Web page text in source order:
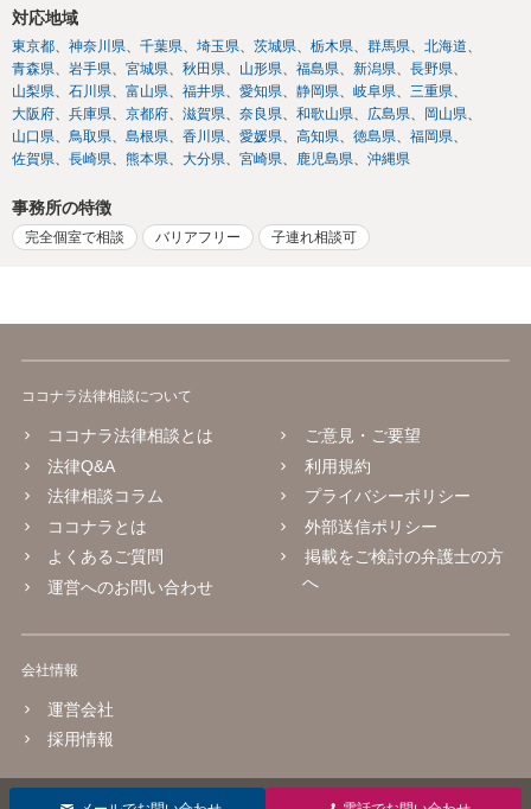
対応地域
東京都 神奈川県 千葉県 埼玉県 茨城県 栃木県 群馬県
北海道
青森県
岩手県 宮城県 秋田県 山形県 福島県 新潟県
長野県
山梨県
石川県 富山県 福井県 愛知県 静岡県 岐阜県
三重県
大阪府
兵庫県 京都府 滋賀県 奈良県 和歌山県 広島県
岡山県
山口県
鳥取県 島根県 香川県 愛媛県 高知県 徳島県
福岡県
佐賀県
長崎県 熊本県 大分県 宮崎県 鹿児島県 沖縄県
事務所の特徴
完全個室で相談 バリアフリー 子連れ相談可
ココナラ法律相談について
ココナラ法律相談とは
法律Q&A
法律相談コラム
ココナラとは
よくあるご質問
運営へのお問い合わせ
ご意見・ご要望
利用規約
プライバシーポリシー
外部送信ポリシー
掲載をご検討の弁護士の方
へ
会社情報
運営会社
採用情報